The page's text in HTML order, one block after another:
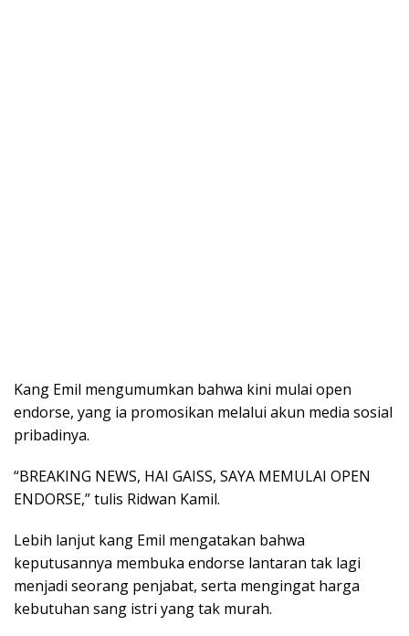
Kang Emil mengumumkan bahwa kini mulai open
endorse, yang ia promosikan melalui akun media sosial
pribadinya.
“BREAKING NEWS, HAI GAISS, SAYA MEMULAI OPEN
ENDORSE,” tulis Ridwan Kamil.
Lebih lanjut kang Emil mengatakan bahwa
keputusannya membuka endorse lantaran tak lagi
menjadi seorang penjabat, serta mengingat harga
kebutuhan sang istri yang tak murah.